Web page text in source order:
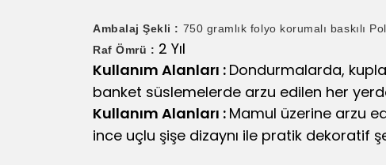
Ambalaj Şekli : 750 gramlık folyo korumalı baskılı
Raf Ömrü : 2 Yıl
Kullanım Alanları : Dondurmalarda,
banket süslemelerde arzu edilen her
Kullanım Alanları : Mamul üzerine arzu
ince uçlu şişe dizaynı ile pratik dekoratif